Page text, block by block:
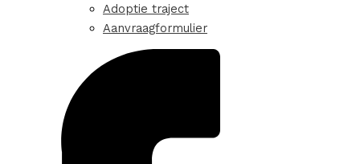
Adoptie traject
Aanvraagformulier